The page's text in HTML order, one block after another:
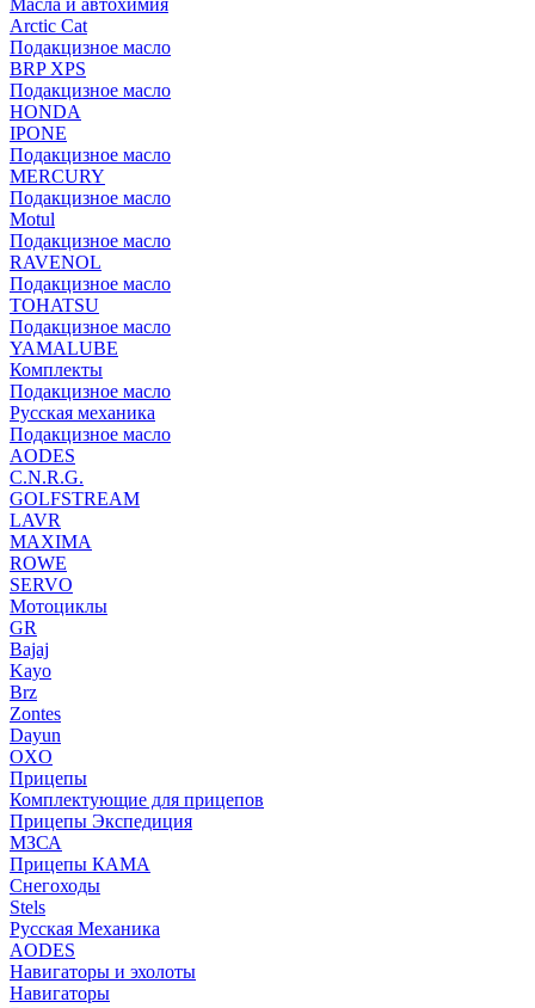
Масла и автохимия
Arctic Cat
Подакцизное масло
BRP XPS
Подакцизное масло
HONDA
IPONE
Подакцизное масло
MERCURY
Подакцизное масло
Motul
Подакцизное масло
RAVENOL
Подакцизное масло
TOHATSU
Подакцизное масло
YAMALUBE
Комплекты
Подакцизное масло
Русская механика
Подакцизное масло
AODES
C.N.R.G.
GOLFSTREAM
LAVR
MAXIMA
ROWE
SERVO
Мотоциклы
GR
Bajaj
Kayo
Brz
Zontes
Dayun
OXO
Прицепы
Комплектующие для прицепов
Прицепы Экспедиция
МЗСА
Прицепы КАМА
Снегоходы
Stels
Русская Механика
AODES
Навигаторы и эхолоты
Навигаторы